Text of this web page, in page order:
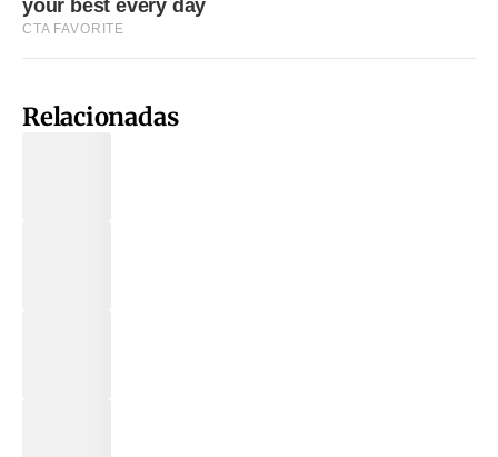
Relacionadas